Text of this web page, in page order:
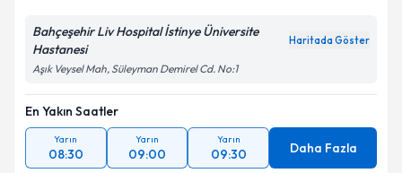
Bahçeşehir Liv Hospital İstinye Üniversite
Hastanesi
Haritada Göster
Aşık Veysel Mah, Süleyman Demirel Cd. No:1
En Yakın Saatler
Yarın
08:30
Yarın
09:00
Yarın
09:30 Daha Fazla